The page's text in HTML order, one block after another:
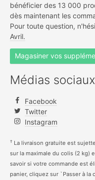
bénéficier des 13 000
dès maintenant les
Pour toute question,
Avril.
Magasiner vos
Médias sociaux
Facebook
Twitter
Instagram
† La livraison gratuite est
sur la maximale du colis (2 kg)
savoir si votre commande est
panier, cliquez sur `Passer à la